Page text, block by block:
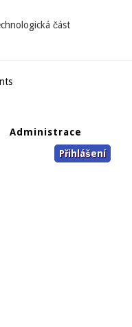
část
Administrace
Přihlášení